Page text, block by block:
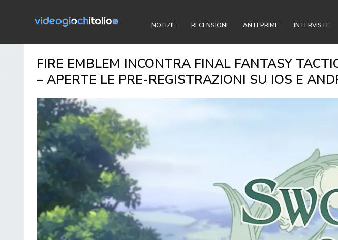
NOTIZIE RECENSIONI ANTEPRIME INTERVISTE
FIRE EMBLEM INCONTRA FINAL FANTASY
– APERTE LE PRE-REGISTRAZIONI SU IOS E